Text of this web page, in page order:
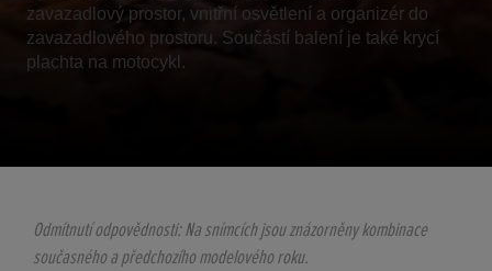
zavazadlový prostor, vnitřní osvětlení a organizér do
zavazadlového prostoru. Součástí balení je také krycí
plachta na motocykl.
Odmítnutí odpovědnosti: Na snímcích jsou znázorněny kombinace
současného a předchozího modelového roku.